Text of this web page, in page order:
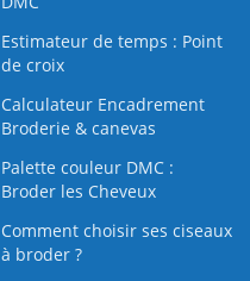
Estimateur de temps : Point
de croix
Calculateur Encadrement
Broderie & canevas
Palette couleur DMC :
Broder les Cheveux
Comment choisir ses ciseaux
à broder ?